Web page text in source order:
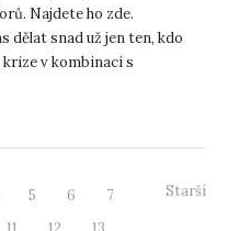
Najdete ho zde.
dělat snad už jen ten, kdo
v kombinaci s
5 6
7
Starší